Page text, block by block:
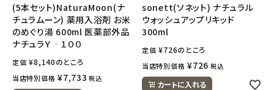
(5本セット)NaturaMoon(ナ
チュラムーン) 薬用入浴剤 お米
のめぐり湯 600ml 医薬部外品
ナチュラＹ‐１００
定価 ¥8,140のところ
当店特別価格 ¥7,733 税込
sonett(ソネット) ナチュラル
ウォッシュアップリキッド
300ml
定価 ¥726のところ
当店特別価格 ¥726 税込
カートに入れる